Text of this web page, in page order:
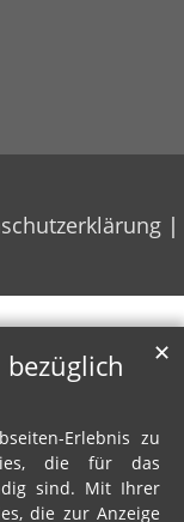
Erlebnis zu
die für das
sind. Mit Ihrer
die zur Anzeige
✕